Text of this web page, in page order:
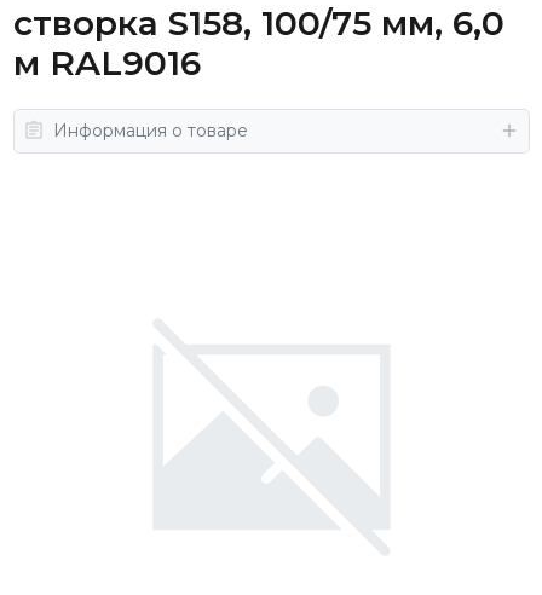
створка S158, 100/75 мм, 6,0
м RAL9016
Информация о товаре